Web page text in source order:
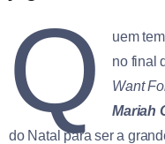
Q
uem
no final
Want
Mariah
do Natal para ser a